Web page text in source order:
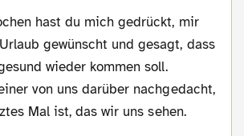
gewünscht und gesagt, dass
wieder kommen soll.
von uns darüber nachgedacht,
Mal ist, das wir uns sehen.